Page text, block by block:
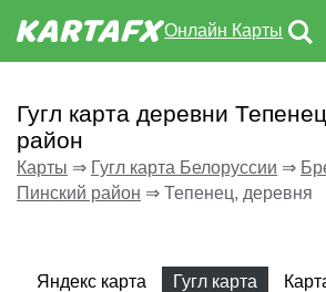
Онлайн Карты
Гугл карта деревни
район
Карты ⇒ Гугл карта Белоруссии ⇒
Пинский район ⇒ Тепенец, деревня
Яндекс карта Гугл карта